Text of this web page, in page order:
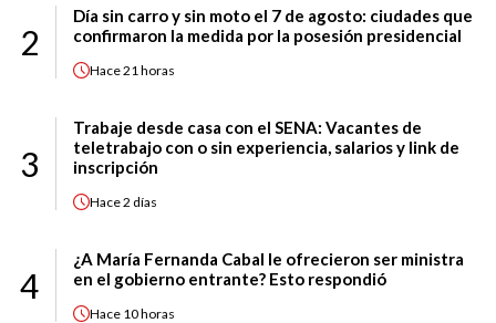
2
Día sin carro y sin moto el 7 de agosto: ciudades que
confirmaron la medida por la posesión presidencial
Hace21 horas
3
Trabaje desde casa con el SENA: Vacantes de
teletrabajo con o sin experiencia, salarios y link de
inscripción
Hace2 días
4
¿A María Fernanda Cabal le ofrecieron ser ministra
en el gobierno entrante? Esto respondió
Hace 10 horas